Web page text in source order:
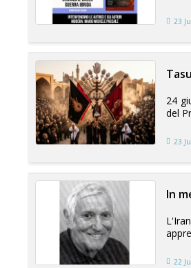
23
24
del
23
In
22